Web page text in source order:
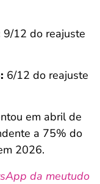
9/12 do reajuste
6/12 do reajuste
em abril de
a 75% do
2026.
da meutudo